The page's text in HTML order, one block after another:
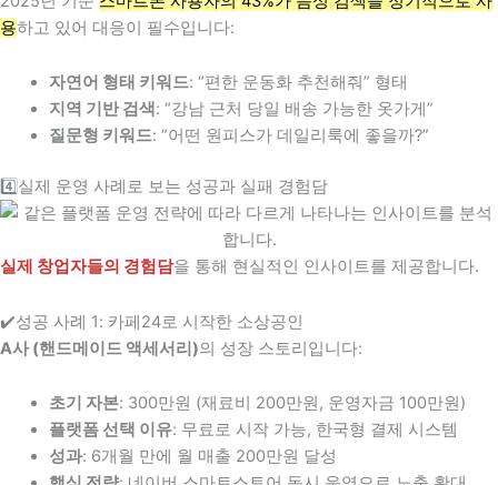
용하고 있어 대응이 필수입니다:
자연어 형태 키워드: “편한 운동화 추천해줘” 형태
지역 기반 검색 : “강남 근처 당일 배송 가능한 옷가게”
질문형 키워드: “어떤 원피스가 데일리룩에 좋을까?”
4️⃣실제 운영 사례로 보는 성공과 실패 경험담
실제 창업자들의 경험담을 통해 현실적인 인사이트를 제공합니다.
✔️성공 사례 1: 카페24로 시작한 소상공인
A사 (핸드메이드 액세서리)의 성장 스토리입니다:
초기 자본: 300만원 (재료비 200만원, 운영자금 100만원)
플랫폼 선택 이유: 무료로 시작 가능, 한국형 결제 시스템
성과: 6개월 만에 월 매출 200만원 달성